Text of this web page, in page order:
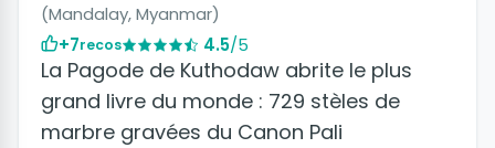
(Mandalay, Myanmar)
+7recos 4.5/5
La Pagode de Kuthodaw abrite le plus
grand livre du monde : 729 stèles de
marbre gravées du Canon Pali